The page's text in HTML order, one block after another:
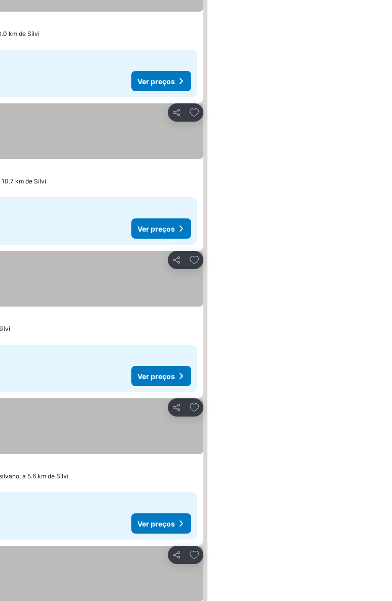
km de Silvi
Ver preços
Partilhar
Adicionar aos favoritos
10.7 km de Silvi
Ver preços
Partilhar
Adicionar aos favoritos
Ver preços
Partilhar
Adicionar aos favoritos
a 5.6 km de Silvi
Ver preços
Partilhar
Adicionar aos favoritos